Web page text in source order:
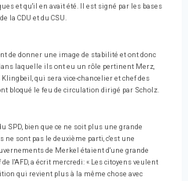
et qu'il en avait été. Il est signé par les bases
la CDU et du CSU.
de donner une image de stabilité et ont donc
laquelle ils ont eu un rôle pertinent Merz,
qui sera vice-chancelier et chef des
bloqué le feu de circulation dirigé par Scholz.
SPD, bien que ce ne soit plus une grande
ne sont pas le deuxième parti, c'est une
de Merkel étaient d'une grande
l'AFD, a écrit mercredi: « Les citoyens veulent
qui revient plus à la même chose avec